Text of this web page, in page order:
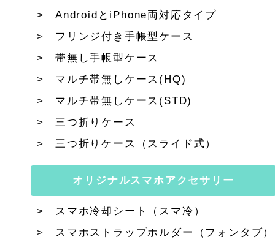
AndroidとiPhone両対応タイプ
フリンジ付き手帳型ケース
帯無し手帳型ケース
マルチ帯無しケース(HQ)
マルチ帯無しケース(STD)
三つ折りケース
三つ折りケース（スライド式）
オリジナルスマホアクセサリー
スマホ冷却シート（スマ冷）
スマホストラップホルダー（フォンタブ）